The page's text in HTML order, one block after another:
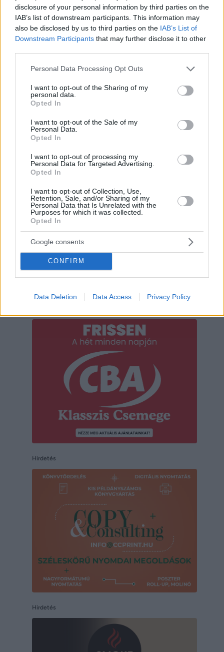
disclosure of your personal information by third parties on the
IAB’s list of downstream participants. This information may
also be disclosed by us to third parties on the IAB’s List of
Downstream Participants that may further disclose it to other
Please note that this website/app uses one or more Google
not limited to your visit or usage behaviour. You may click to
grant or deny consent to Google and its third-party tags to
use your data for below specified purposes in below Google
consent section.
Personal Data Processing Opt Outs
I want to opt-out of the Sharing of my
personal data.
Opted In
I want to opt-out of the Sale of my
Personal Data.
Opted In
I want to opt-out of processing my
Personal Data for Targeted Advertising.
Opted In
I want to opt-out of Collection, Use,
Retention, Sale, and/or Sharing of my
Personal Data that Is Unrelated with the
Purposes for which it was collected.
Opted In
Google consents
CONFIRM
Data Deletion Data Access Privacy Policy
Hirdetés
Hirdetés
Hirdetés
Hirdetés